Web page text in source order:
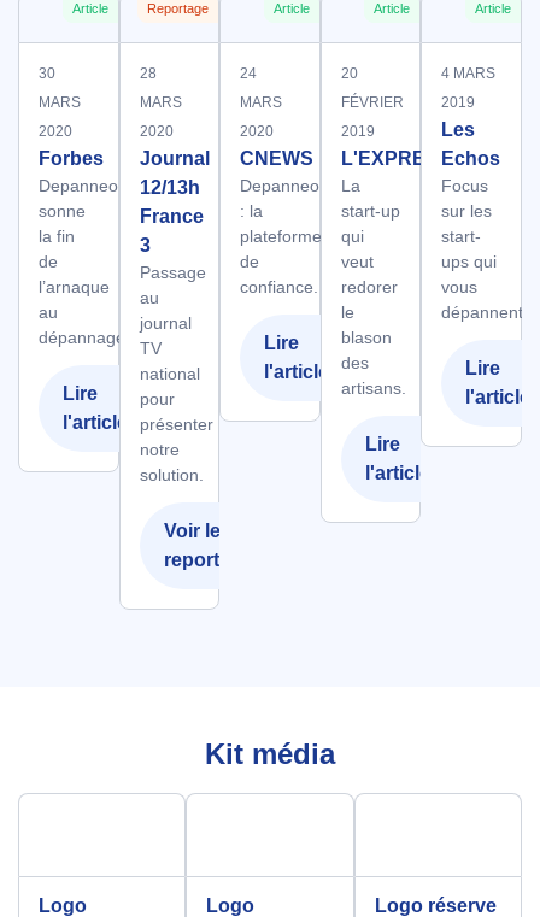
Article
30
MARS
2020
Forbes
Depanneo
sonne
la fin
de
l’arnaque
au
dépannage.
Lire
l'article
Reportage
28
MARS
2020
Journal
12/13h
France
3
Passage
au
journal
TV
national
pour
présenter
notre
solution.
Voir le
reportage
Article
24
MARS
2020
CNEWS
Depanneo
: la
plateforme
de
confiance.
Lire
l'article
Article
20
FÉVRIER
2019
L'EXPRESS
La
start-up
qui
veut
redorer
le
blason
des
artisans.
Lire
l'article
Article
4 MARS
2019
Les
Echos
Focus
sur les
start-
ups qui
vous
dépannent.
Lire
l'article
Kit média
Logo
Logo
Logo réserve